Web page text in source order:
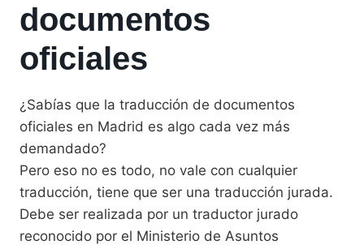
documentos
oficiales
¿Sabías que la traducción de documentos
oficiales en Madrid es algo cada vez más
demandado?
Pero eso no es todo, no vale con cualquier
traducción, tiene que ser una traducción jurada.
Debe ser realizada por un traductor jurado
reconocido por el Ministerio de Asuntos